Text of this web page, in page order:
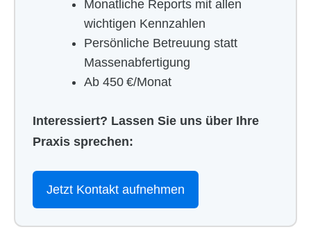
Monatliche Reports mit allen
wichtigen Kennzahlen
Persönliche Betreuung statt
Massenabfertigung
Ab 450 €/Monat
Interessiert? Lassen Sie uns über Ihre
Praxis sprechen:
Jetzt Kontakt aufnehmen